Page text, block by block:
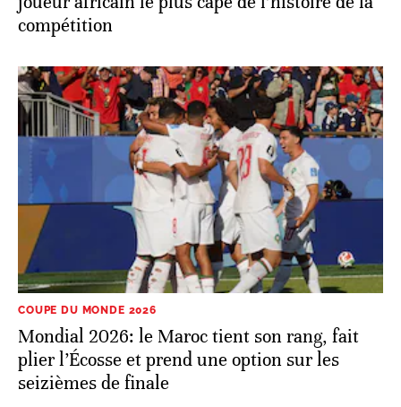
compétition
COUPE DU MONDE 2026
Mondial 2026: le Maroc tient son rang, fait
plier l’Écosse et prend une option sur les
seizièmes de finale